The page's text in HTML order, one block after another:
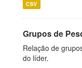
CSV
Grupos de
Relação de
do líder.